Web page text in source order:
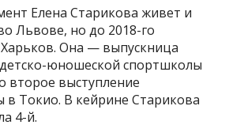
Елена Старикова живет и
Львове, но до 2018-го
Харьков. Она — выпускница
юношеской спортшколы
второе выступление
Токио. В кейрине Старикова
4-й.